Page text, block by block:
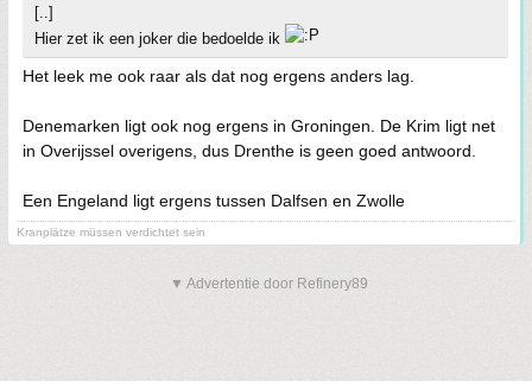
[..]
Hier zet ik een joker die bedoelde ik
Het leek me ook raar als dat nog ergens anders lag.
Denemarken ligt ook nog ergens in Groningen. De Krim ligt net
in Overijssel overigens, dus Drenthe is geen goed antwoord.
Een Engeland ligt ergens tussen Dalfsen en Zwolle
Kranplätze müssen verdichtet sein
▼ Advertentie door Refinery89